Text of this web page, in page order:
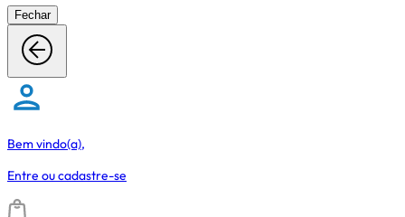
Fechar
Bem vindo(a),
Entre oucadastre-se